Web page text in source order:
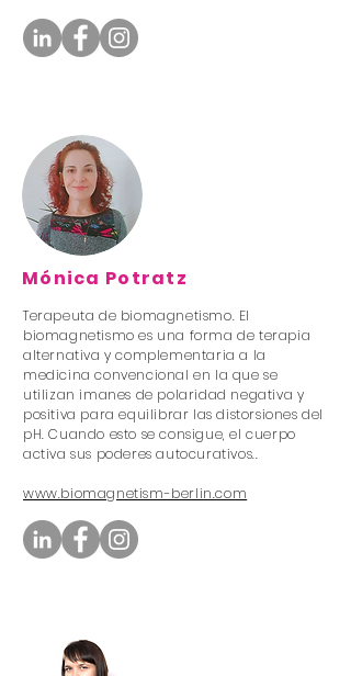
Mónica Potratz
Terapeuta de biomagnetismo. El
biomagnetismo es una forma de terapia
alternativa y complementaria a la
medicina convencional en la que se
utilizan imanes de polaridad negativa y
positiva para equilibrar las distorsiones del
pH. Cuando esto se consigue, el cuerpo
activa sus poderes autocurativos..
www.biomagnetism-berlin.com